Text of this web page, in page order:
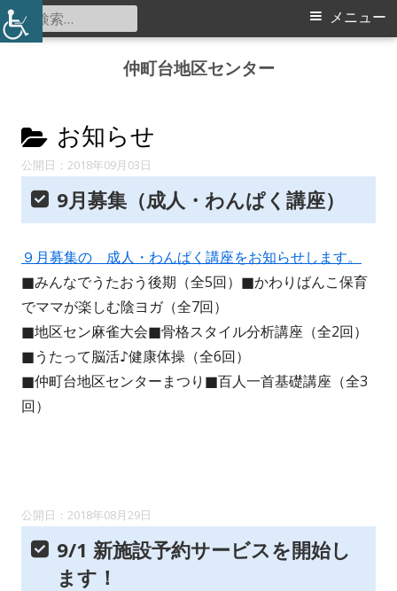
仲町台地区センター
メ
メニュー
検
索:
カ
テ
ゴ
リ
ー:
お知らせ
2018年09月03日
9月募集（成人・わんぱく講座）
９月募集の 成人・わんぱく講座をお知らせします。
■みんなでうたおう後期（全5回）■かわりばんこ保育
でママが楽しむ陰ヨガ（全7回）
■地区セン麻雀大会■骨格スタイル分析講座（全2回）
■うたって脳活♪健康体操（全6回）
■仲町台地区センターまつり■百人一首基礎講座（全3
回）
2018年08月29日
9/1 新施設予約サービスを開始し
ます！